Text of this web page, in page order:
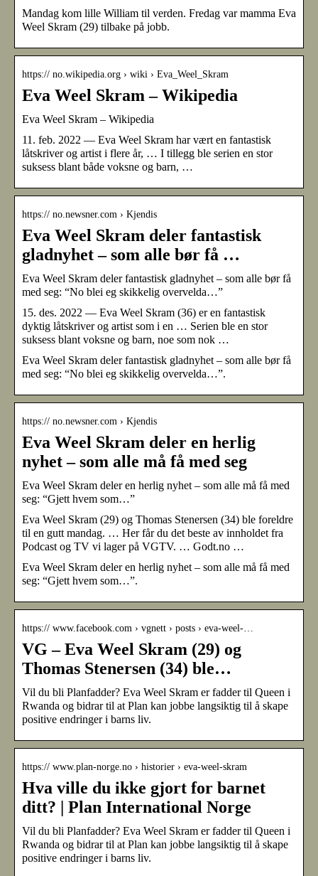
Mandag kom lille William til verden. Fredag var mamma Eva
Weel Skram (29) tilbake på jobb.
https:// no.wikipedia.org › wiki › Eva_Weel_Skram
Eva Weel Skram – Wikipedia
Eva Weel Skram – Wikipedia
11. feb. 2022 — Eva Weel Skram har vært en fantastisk
låtskriver og artist i flere år, … I tillegg ble serien en stor
suksess blant både voksne og barn, …
https:// no.newsner.com › Kjendis
Eva Weel Skram deler fantastisk
gladnyhet – som alle bør få …
Eva Weel Skram deler fantastisk gladnyhet – som alle bør få
med seg: “No blei eg skikkelig overvelda…”
15. des. 2022 — Eva Weel Skram (36) er en fantastisk
dyktig låtskriver og artist som i en … Serien ble en stor
suksess blant voksne og barn, noe som nok …
Eva Weel Skram deler fantastisk gladnyhet – som alle bør få
med seg: “No blei eg skikkelig overvelda…”.
https:// no.newsner.com › Kjendis
Eva Weel Skram deler en herlig
nyhet – som alle må få med seg
Eva Weel Skram deler en herlig nyhet – som alle må få med
seg: “Gjett hvem som…”
Eva Weel Skram (29) og Thomas Stenersen (34) ble foreldre
til en gutt mandag. … Her får du det beste av innholdet fra
Podcast og TV vi lager på VGTV. … Godt.no …
Eva Weel Skram deler en herlig nyhet – som alle må få med
seg: “Gjett hvem som…”.
https:// www.facebook.com › vgnett › posts › eva-weel-…
VG – Eva Weel Skram (29) og
Thomas Stenersen (34) ble…
Vil du bli Planfadder? Eva Weel Skram er fadder til Queen i
Rwanda og bidrar til at Plan kan jobbe langsiktig til å skape
positive endringer i barns liv.
https:// www.plan-norge.no › historier › eva-weel-skram
Hva ville du ikke gjort for barnet
ditt? | Plan International Norge
Vil du bli Planfadder? Eva Weel Skram er fadder til Queen i
Rwanda og bidrar til at Plan kan jobbe langsiktig til å skape
positive endringer i barns liv.